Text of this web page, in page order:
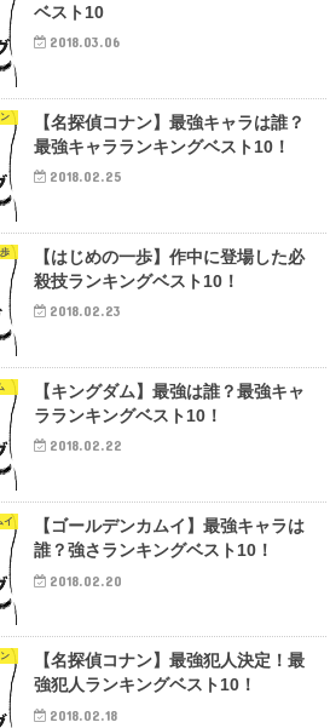
ベスト10
2018.03.06
【名探偵コナン】最強キャラは誰？
最強キャラランキングベスト10！
2018.02.25
【はじめの一歩】作中に登場した必
殺技ランキングベスト10！
2018.02.23
【キングダム】最強は誰？最強キャ
ラランキングベスト10！
2018.02.22
イ
【ゴールデンカムイ】最強キャラは
誰？強さランキングベスト10！
2018.02.20
【名探偵コナン】最強犯人決定！最
強犯人ランキングベスト10！
2018.02.18